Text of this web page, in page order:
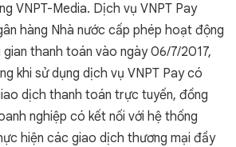
VNPT-Media. Dịch vụ VNPT Pay
hàng Nhà nước cấp phép hoạt động
thanh toán vào ngày 06/7/2017,
khi sử dụng dịch vụ VNPT Pay có
dịch thanh toán trực tuyến, đồng
nghiệp có kết nối với hệ thống
hiện các giao dịch thương mại đầy